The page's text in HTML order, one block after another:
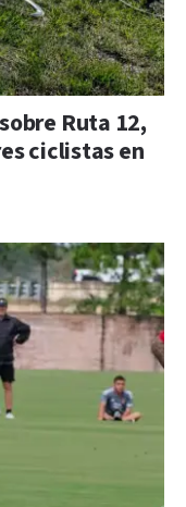
Ruta 12,
ciclistas en